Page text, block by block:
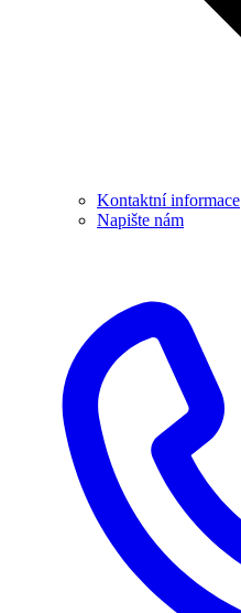
Kontaktní informace
Napište nám